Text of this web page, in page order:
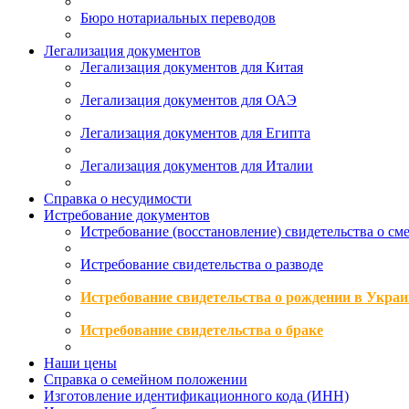
Бюро нотариальных переводов
Легализация документов
Легализация документов для Китая
Легализация документов для ОАЭ
Легализация документов для Египта
Легализация документов для Италии
Справка о несудимости
Истребование документов
Истребование (восстановление) свидетельства о
Истребование свидетельства о разводе
Истребование свидетельства о рождении в
Истребование свидетельства о браке
Наши цены
Справка о семейном положении
Изготовление идентификационного кода (ИНН)